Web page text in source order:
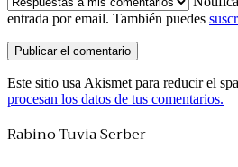
entrada por email. También puedes
Este sitio usa Akismet para reducir el
procesan los datos de tus comentarios.
Rabino Tuvia Serber